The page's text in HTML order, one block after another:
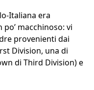
Italiana era
macchinoso: vi
provenienti dai
Division, una di
di Third Division) e